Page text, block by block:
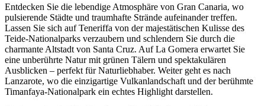
Entdecken Sie die lebendige Atmosphäre von Gran Canaria, wo
pulsierende Städte und traumhafte Strände aufeinander treffen.
Lassen Sie sich auf Teneriffa von der majestätischen Kulisse des
Teide-Nationalparks verzaubern und schlendern Sie durch die
charmante Altstadt von Santa Cruz. Auf La Gomera erwartet Sie
eine unberührte Natur mit grünen Tälern und spektakulären
Ausblicken – perfekt für Naturliebhaber. Weiter geht es nach
Lanzarote, wo die einzigartige Vulkanlandschaft und der berühmte
Timanfaya-Nationalpark ein echtes Highlight darstellen.